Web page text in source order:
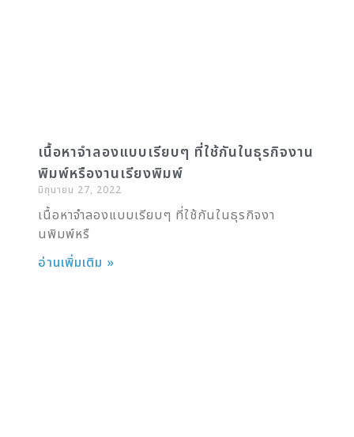
เนื้อหาจำลองแบบเรียบๆ ที่ใช้กันในธุรกิจงาน
พิมพ์หรืองานเรียงพิมพ์
มิถุนายน 27, 2022
เนื้อหาจำลองแบบเรียบๆ ที่ใช้กันในธุรกิจงา
นพิมพ์หรื
อ่านเพิ่มเติม »